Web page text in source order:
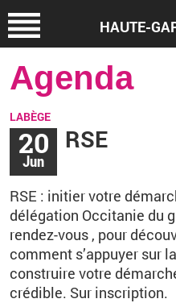
HAUTE-
Agenda
LABÈGE
20
Jun
RSE
RSE : initier votre
délégation Occitanie du
rendez-vous , pour
comment s’appuyer sur
construire votre
crédible. Sur inscription.